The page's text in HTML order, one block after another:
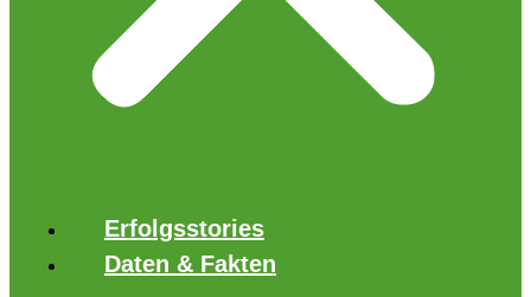
Erfolgsstories
Daten & Fakten